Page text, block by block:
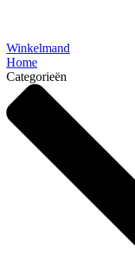
Winkelmand
Home
Categorieën